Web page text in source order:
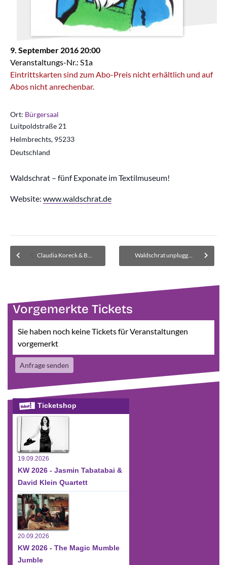
9. September 2016 20:00
Veranstaltungs-Nr.: S1a
Eintrittskarten sind zum Abo-Preis nicht erhältlich und auf
Abos nicht anrechenbar.
Ort: Bürgersaal
Luitpoldstraße 21
Helmbrechts, 95233
Deutschland
Waldschrat – fünf Exponate im Textilmuseum!
Website: www.waldschrat.de
Claudia Koreck & Band – Auskauft! Warteliste für Kartenrückgaben Waldschrat unplugged – Ausverkauft. Warteliste für Kartenrückgaben
Vorgemerkte Tickets
Sie haben noch keine Tickets für Veranstaltungen
vorgemerkt
Anfrage senden
Ticketshop
19.09.2026
KW 2026 - Jasmin Tabatabai &
David Klein Quartett
20.09.2026
KW 2026 - The Magic Mumble
Jumble